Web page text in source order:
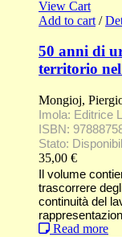
View Cart
Add to cart /
50 anni di
territorio
Mongioj,
Imola: Editrice
ISBN:
Stato:
35,00 €
Il volume
trascorrere
continuità del
Read more